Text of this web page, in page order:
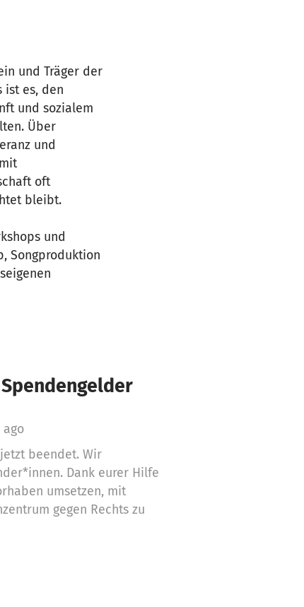
und Träger der
ist es, den
und sozialem
Über
und
oft
bleibt.
und
Songproduktion
ago
beendet. Wir
Dank eurer Hilfe
umsetzen, mit
gegen Rechts zu